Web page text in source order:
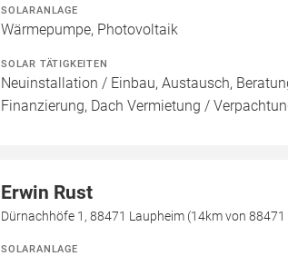
SOLARANLAGE
Wärmepumpe, Photovoltaik
SOLAR TÄTIGKEITEN
Neuinstallation / Einbau, Austausch,
Finanzierung, Dach Vermietung /
Erwin Rust
Dürnachhöfe 1, 88471 Laupheim (14km von
SOLARANLAGE